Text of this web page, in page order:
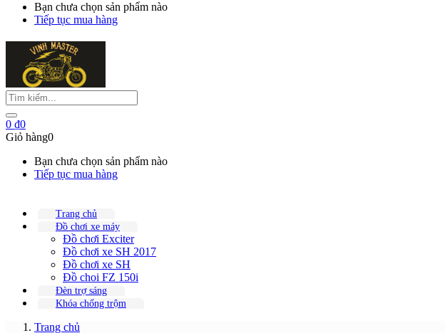
Bạn chưa chọn sản phẩm nào
Tiếp tục mua hàng
0 ₫0
Giỏ hàng0
Bạn chưa chọn sản phẩm nào
Tiếp tục mua hàng
Trang chủ
Đồ chơi xe máy
Đồ chơi Exciter
Đồ chơi xe SH 2017
Đồ chơi xe SH
Đồ choi FZ 150i
Đèn trợ sáng
Khóa chống trộm
Trang chủ